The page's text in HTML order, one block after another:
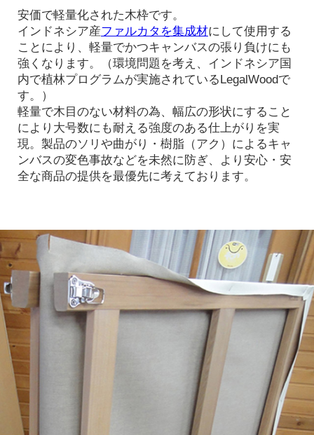
安価で軽量化された木枠です。
インドネシア産ファルカタを集成材にして使用する
ことにより、軽量でかつキャンバスの張り負けにも
強くなります。（環境問題を考え、インドネシア国
内で植林プログラムが実施されているLegalWoodで
す。）
軽量で木目のない材料の為、幅広の形状にすること
により大号数にも耐える強度のある仕上がりを実
現。製品のソリや曲がり・樹脂（アク）によるキャ
ンバスの変色事故などを未然に防ぎ、より安心・安
全な商品の提供を最優先に考えております。